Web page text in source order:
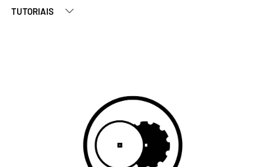
TUTORIAIS